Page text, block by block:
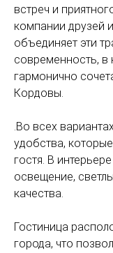
встреч и
компании друзей
объединяет эти
современность, в
гармонично
Кордовы.
.Во всех
удобства,
гостя. В
освещение,
качества.
Гостиница
города, что